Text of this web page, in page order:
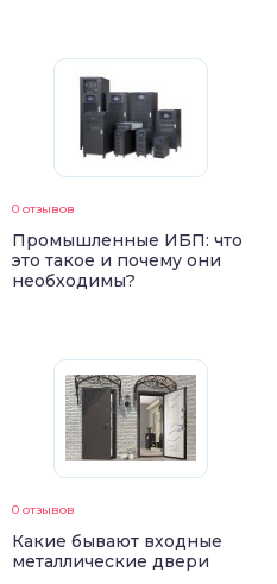
0 отзывов
Промышленные ИБП: что
это такое и почему они
необходимы?
0 отзывов
Какие бывают входные
металлические двери